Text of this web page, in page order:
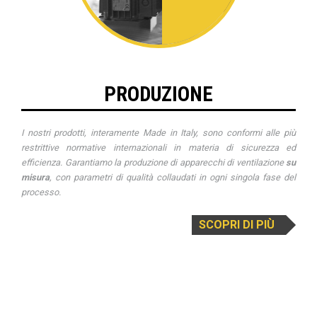
PRODUZIONE
I nostri prodotti, interamente Made in Italy, sono conformi alle più
restrittive normative internazionali in materia di sicurezza ed
efficienza. Garantiamo la produzione di apparecchi di ventilazione su
misura, con parametri di qualità collaudati in ogni singola fase del
processo.
SCOPRI DI PIÙ